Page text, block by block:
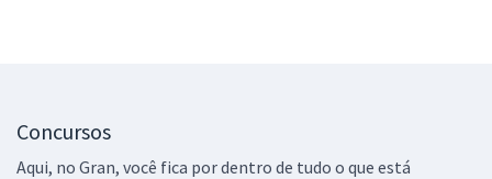
Concursos
Aqui, no Gran, você fica por dentro de tudo o que está